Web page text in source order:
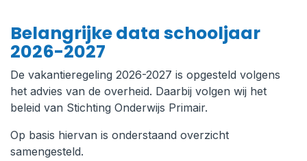
Belangrijke data schooljaar
2026-2027
De vakantieregeling 2026-2027 is opgesteld volgens
het advies van de overheid. Daarbij volgen wij het
beleid van Stichting Onderwijs Primair.
Op basis hiervan is onderstaand overzicht
samengesteld.